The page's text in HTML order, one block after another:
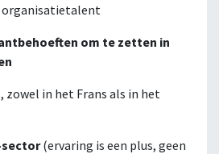
organisatietalent
om te zetten in
in het Frans als in het
sector(ervaring is een plus, geen